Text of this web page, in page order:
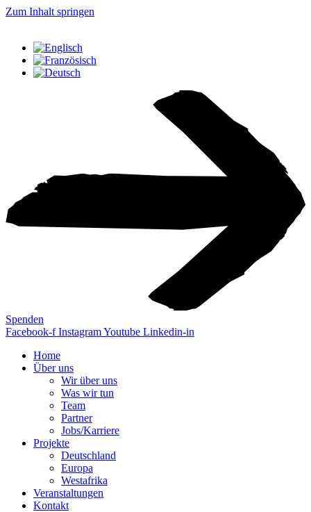
Zum Inhalt springen
Spenden
Facebook-f InstagramYoutube Linkedin-in
Home
Über uns
Wir über uns
Was wir tun
Team
Partner
Jobs/Karriere
Projekte
Deutschland
Europa
Westafrika
Veranstaltungen
Kontakt